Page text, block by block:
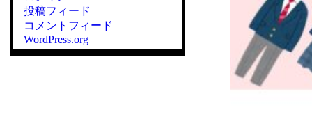
投稿フィード
コメントフィード
WordPress.org